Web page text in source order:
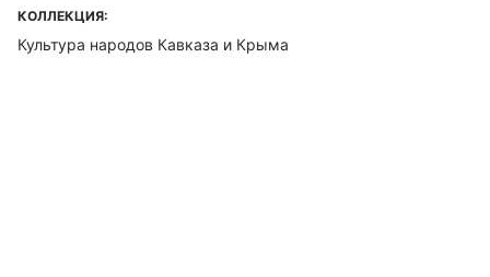
КОЛЛЕКЦИЯ:
Культура народов Кавказа и Крыма